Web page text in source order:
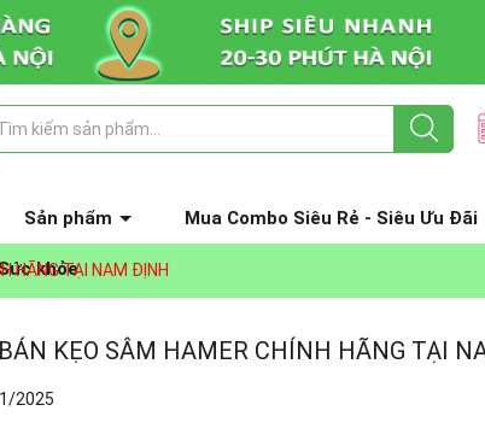
Sản phẩm Mua Combo Siêu Rẻ - Siêu Ưu Đãi
khỏe
HÃNG TẠI NAM ĐỊNH
KẸO SÂM HAMER CHÍNH HÃNG TẠI
2025